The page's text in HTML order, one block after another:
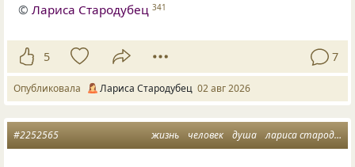
©Лариса Стародубец 341
5 7
Опубликовала Лариса Стародубец 02 авг 2026
жизнь человек душа лариса стародубец
#2252565